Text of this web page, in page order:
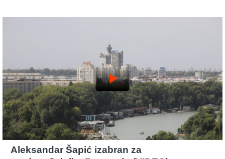
play_arrow
Aleksandar Šapić izabran za